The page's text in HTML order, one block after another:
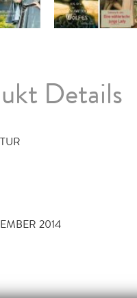
Details
2014